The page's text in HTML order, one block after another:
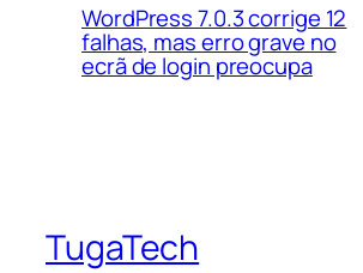
WordPress 7.0.3 corrige 12
falhas, mas erro grave no
ecrã de login preocupa
TugaTech